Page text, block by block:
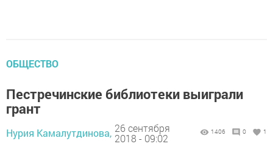
ОБЩЕСТВО
Пестречинские библиотеки выиграли
грант
Нурия Камалутдинова, 26 сентября
2018 - 09:02
1406 0 1